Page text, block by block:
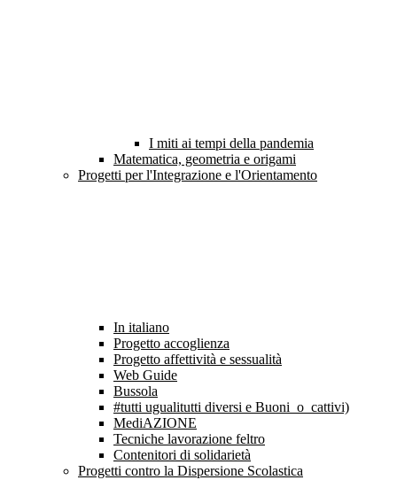
I miti ai tempi della pandemia
Matematica, geometria e origami
Progetti per l'Integrazione e l'Orientamento
In italiano
Progetto accoglienza
Progetto affettività e sessualità
Web Guide
Bussola
#tutti ugualitutti diversi e Buoni_o_cattivi)
MediAZIONE
Tecniche lavorazione feltro
Contenitori di solidarietà
Progetti contro la Dispersione Scolastica